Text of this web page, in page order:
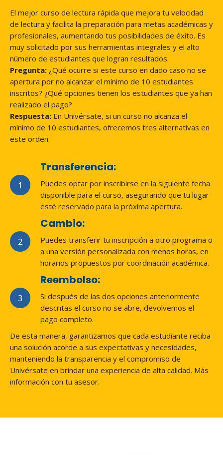
El mejor curso de lectura rápida que mejora tu velocidad
de lectura y facilita la preparación para metas académicas y
profesionales, aumentando tus posibilidades de éxito. Es
muy solicitado por sus herramientas integrales y el alto
número de estudiantes que logran resultados.
Pregunta: ¿Qué ocurre si este curso en dado caso no se
apertura por no alcanzar el mínimo de 10 estudiantes
inscritos? ¿Qué opciones tienen los estudiantes que ya han
realizado el pago?
Respuesta: En Univérsate, si un curso no alcanza el
mínimo de 10 estudiantes, ofrecemos tres alternativas en
este orden:
1
Transferencia:
Puedes optar por inscribirse en la siguiente fecha
disponible para el curso, asegurando que tu lugar
esté reservado para la próxima apertura.
2
Cambio:
Puedes transferir tu inscripción a otro programa o
a una versión personalizada con menos horas, en
horarios propuestos por coordinación académica.
3
Reembolso:
Si después de las dos opciones anteriormente
descritas el curso no se abre, devolvemos el
pago completo.
De esta manera, garantizamos que cada estudiante reciba
una solución acorde a sus expectativas y necesidades,
manteniendo la transparencia y el compromiso de
Univérsate en brindar una experiencia de alta calidad. Más
información con tu asesor.